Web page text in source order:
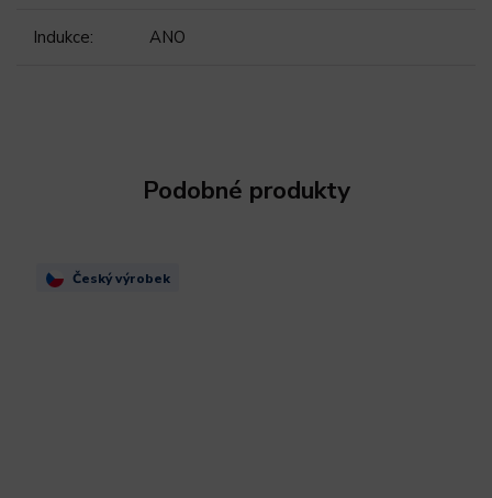
Indukce: ANO
Podobné produkty
Český výrobek